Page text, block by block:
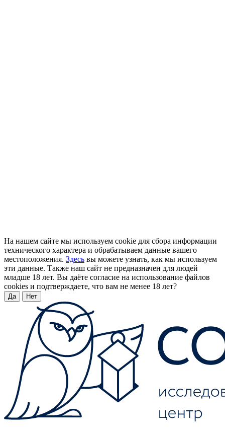
На нашем сайте мы используем cookie для сбора информации
технического характера и обрабатываем данные вашего
местоположения. Здесь вы можете узнать, как мы используем
эти данные. Также наш сайт не предназначен для людей
младше 18 лет. Вы даёте согласие на использование файлов
cookies и подтверждаете, что вам не менее 18 лет?
Да Нет